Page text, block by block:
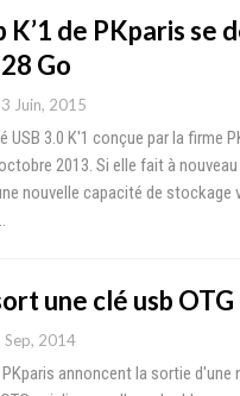
K’1 de PKparis se
Go
Juin, 2015
USB 3.0 K'1 conçue par la firme
2013. Si elle fait à
nouvelle capacité de stockage
une clé usb OTG
Sep, 2014
annoncent la sortie d'une